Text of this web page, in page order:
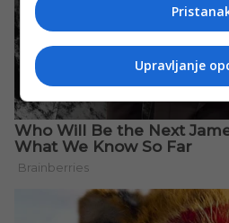
Upravljanje